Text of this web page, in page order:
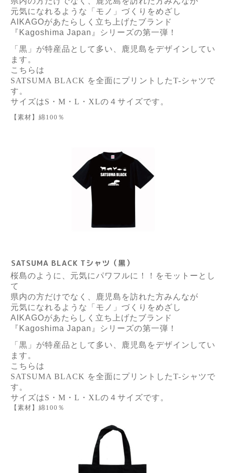
元気になれるような「モノ」づくりをめざし
AIKAGOがあたらしく立ち上げたブランド
『 Kagoshima Japan 』シリーズの第一弾！
「黒」が特産品として多い、鹿児島をデザインしてい
ます。
こちらは
SATSUMA BLACK を全面にプリントしたT-シャツで
す。
サイズはS・M・L・XLの４サイズです。
【素材】綿100％
SATSUMA BLACK Tシャツ（黒）
桜島のように、元気にパワフルに！！をモットーとし
て
県内の方だけでなく、鹿児島を訪れた方みんなが
元気になれるような「モノ」づくりをめざし
AIKAGOがあたらしく立ち上げたブランド
『 Kagoshima Japan 』シリーズの第一弾！
「黒」が特産品として多い、鹿児島をデザインしてい
ます。
こちらは
SATSUMA BLACK を全面にプリントしたT-シャツで
す。
サイズはS・M・L・XLの４サイズです。
【素材】綿100％